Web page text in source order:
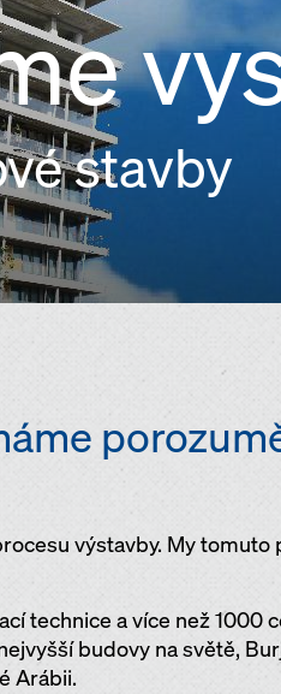
stavby
výstavby. My
technice a více než 1000
budovy na světě,
Arábii.